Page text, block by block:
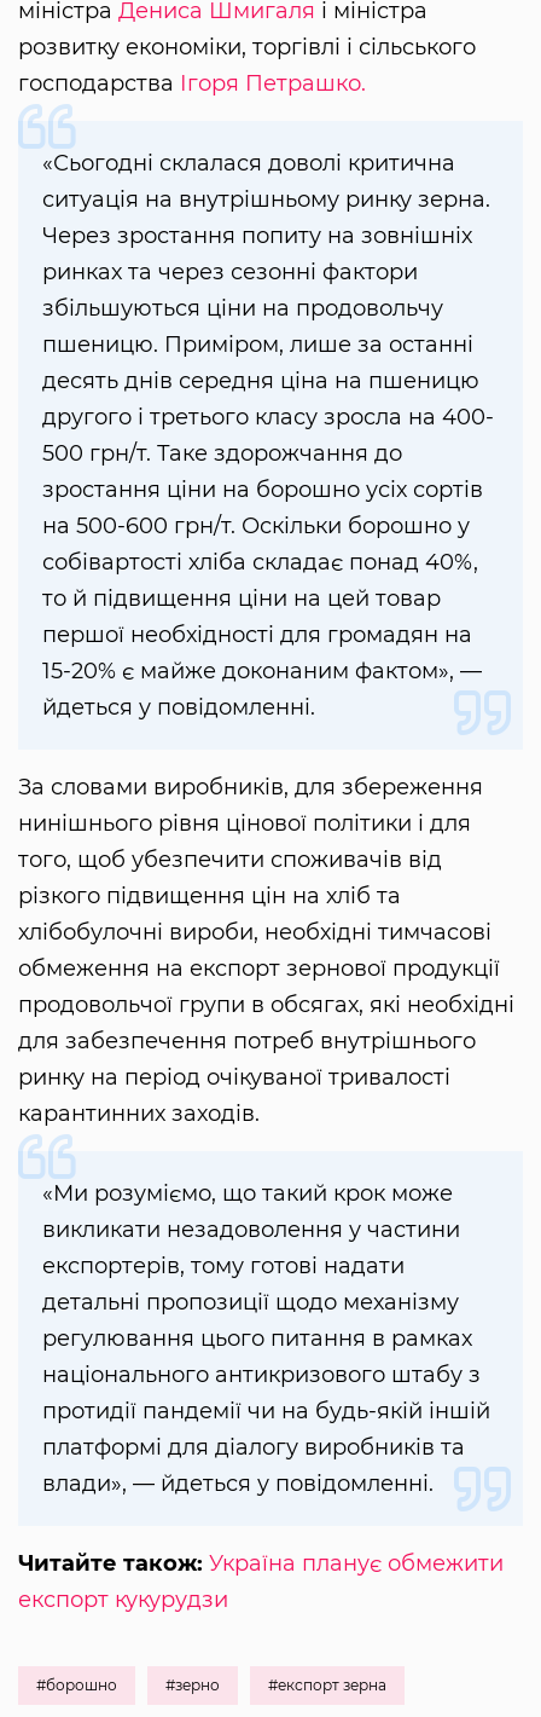
міністра Дениса Шмигаля і міністра
розвитку економіки, торгівлі і сільського
господарства Ігоря Петрашко.
«Сьогодні склалася доволі критична
ситуація на внутрішньому ринку зерна.
Через зростання попиту на зовнішніх
ринках та через сезонні фактори
збільшуються ціни на продовольчу
пшеницю. Приміром, лише за останні
десять днів середня ціна на пшеницю
другого і третього класу зросла на 400-
500 грн/т. Таке здорожчання до
зростання ціни на борошно усіх сортів
на 500-600 грн/т. Оскільки борошно у
собівартості хліба складає понад 40%,
то й підвищення ціни на цей товар
першої необхідності для громадян на
15-20% є майже доконаним фактом», —
йдеться у повідомленні.
За словами виробників, для збереження
нинішнього рівня цінової політики і для
того, щоб убезпечити споживачів від
різкого підвищення цін на хліб та
хлібобулочні вироби, необхідні тимчасові
обмеження на експорт зернової продукції
продовольчої групи в обсягах, які необхідні
для забезпечення потреб внутрішнього
ринку на період очікуваної тривалості
карантинних заходів.
«Ми розуміємо, що такий крок може
викликати незадоволення у частини
експортерів, тому готові надати
детальні пропозиції щодо механізму
регулювання цього питання в рамках
національного антикризового штабу з
протидії пандемії чи на будь-якій іншій
платформі для діалогу виробників та
влади», — йдеться у повідомленні.
Читайте також: Україна планує обмежити
експорт кукурудзи
#борошно #зерно #експорт зерна